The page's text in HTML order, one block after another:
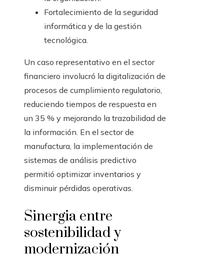
Fortalecimiento de la seguridad
informática y de la gestión
tecnológica.
Un caso representativo en el sector
financiero involucró la digitalización de
procesos de cumplimiento regulatorio,
reduciendo tiempos de respuesta en
un 35 % y mejorando la trazabilidad de
la información. En el sector de
manufactura, la implementación de
sistemas de análisis predictivo
permitió optimizar inventarios y
disminuir pérdidas operativas.
Sinergia entre
sostenibilidad y
modernización